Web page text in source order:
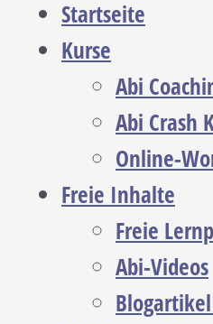
Startseite
Kurse
Abi
Abi Crash
Online-
Freie Inhalte
Freie
Abi-Videos